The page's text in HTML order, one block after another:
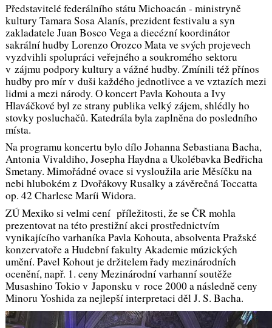
Představitelé federálního státu Michoacán - ministryně
kultury Tamara Sosa Alanís, prezident festivalu a syn
zakladatele Juan Bosco Vega a diecézní koordinátor
sakrální hudby Lorenzo Orozco Mata ve svých projevech
vyzdvihli spolupráci veřejného a soukromého sektoru
v zájmu podpory kultury a vážné hudby. Zmínili též přínos
hudby pro mír v duši každého jednotlivce a ve vztazích mezi
lidmi a mezi národy. O koncert Pavla Kohouta a Ivy
Hlaváčkové byl ze strany publika velký zájem, shlédly ho
stovky posluchačů. Katedrála byla zaplněna do posledního
místa.
Na programu koncertu bylo dílo Johanna Sebastiana Bacha,
Antonia Vivaldiho, Josepha Haydna a Ukolébavka Bedřicha
Smetany. Mimořádné ovace si vysloužila arie Měsíčku na
nebi hlubokém z Dvořákovy Rusalky a závěrečná Toccatta
op. 42 Charlese Maríi Widora.
ZÚ Mexiko si velmi cení příležitosti, že se ČR mohla
prezentovat na této prestižní akci prostřednictvím
vynikajícího varhaníka Pavla Kohouta, absolventa Pražské
konzervatoře a Hudební fakulty Akademie múzických
umění. Pavel Kohout je držitelem řady mezinárodních
ocenění, např. 1. ceny Mezinárodní varhanní soutěže
Musashino Tokio v Japonsku v roce 2000 a následně ceny
Minoru Yoshida za nejlepší interpretaci děl J. S. Bacha.